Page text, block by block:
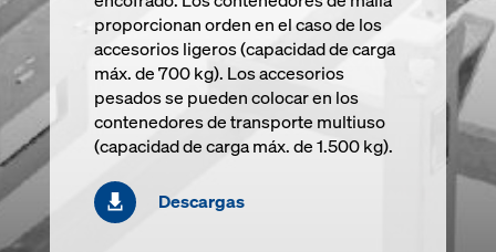
proporcionan orden en el caso de los
accesorios ligeros (capacidad de carga
máx. de 700 kg). Los accesorios
pesados se pueden colocar en los
contenedores de transporte multiuso
(capacidad de carga máx. de 1.500 kg).
Descargas